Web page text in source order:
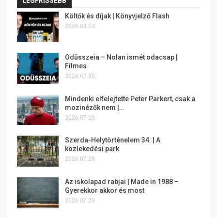
Költők és díjak | Könyvjelző Flash
2026.08.04.
Odüsszeia – Nolan ismét odacsap |
Filmes
2026.07.30.
Mindenki elfelejtette Peter Parkert, csak a
mozinézők nem |…
2026.07.29.
Szerda-Helytörténelem 34. | A
közlekedési park
2026.07.29.
Az iskolapad rabjai | Made in 1988 –
Gyerekkor akkor és most
2026.07.29.